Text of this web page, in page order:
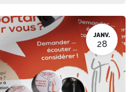
JANV.
28